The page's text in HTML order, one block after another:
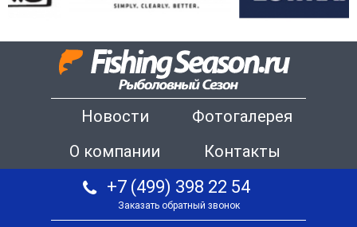
Новости
Фотогалерея
О компании
Контакты
+7 (499) 398 22 54
Заказать обратный звонок